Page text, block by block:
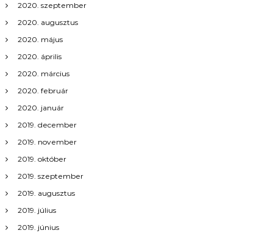
2020. szeptember
2020. augusztus
2020. május
2020. április
2020. március
2020. február
2020. január
2019. december
2019. november
2019. október
2019. szeptember
2019. augusztus
2019. július
2019. június